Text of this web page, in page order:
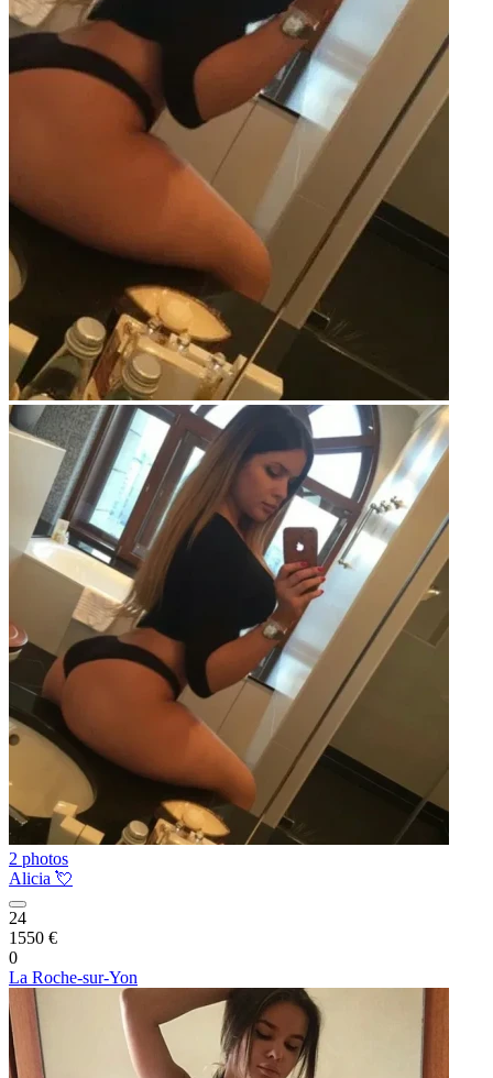
2 photos
Alicia 💘
24
1550 €
0
La Roche-sur-Yon